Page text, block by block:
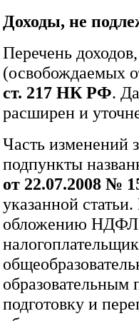
Доходы, не
Перечень
(освобождаемых
ст. 217 НК РФ.
расширен и
Часть изменений
подпункты
от 22.07.2008 №
указанной
обложению НДФЛ
подготовку и